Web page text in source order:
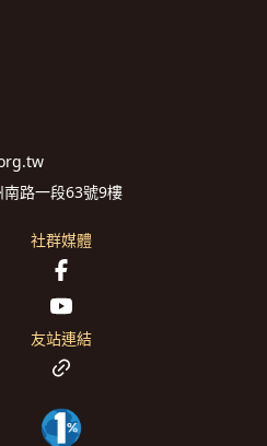
路一段63號9樓
社群媒體
友站連結